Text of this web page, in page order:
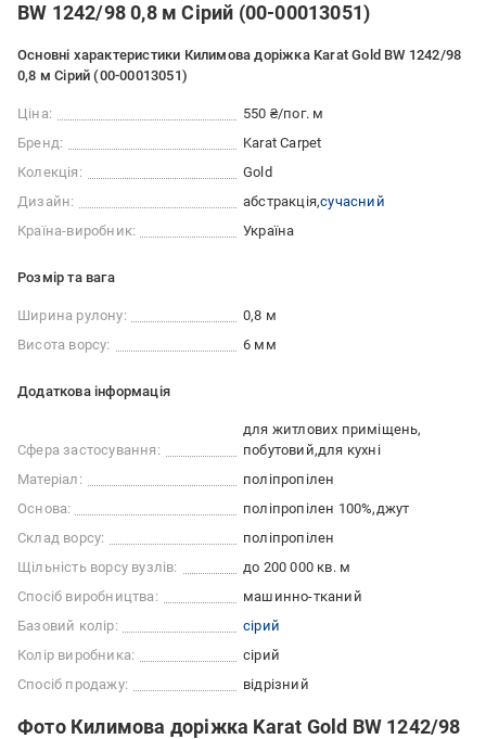
BW 1242/98 0,8 м Сірий (00-00013051)
Основні характеристики Килимова доріжка Karat Gold BW 1242/98
0,8 м Сірий (00-00013051)
Ціна:
550 ₴/пог. м
Бренд:
Karat Carpet
Колекція:
Gold
Дизайн:
абстракція сучасний
Країна-виробник:
Україна
Розмір та вага
Ширина рулону:
0,8 м
Висота ворсу:
6 мм
Додаткова інформація
Сфера застосування:
для житлових приміщень
побутовий для кухні
Матеріал:
поліпропілен
Основа:
поліпропілен 100% джут
Склад ворсу:
поліпропілен
Щільність ворсу вузлів:
до 200 000 кв. м
Спосіб виробництва:
машинно-тканий
Базовий колір:
сірий
Колір виробника:
сірий
Спосіб продажу:
відрізний
Фото Килимова доріжка Karat Gold BW 1242/98